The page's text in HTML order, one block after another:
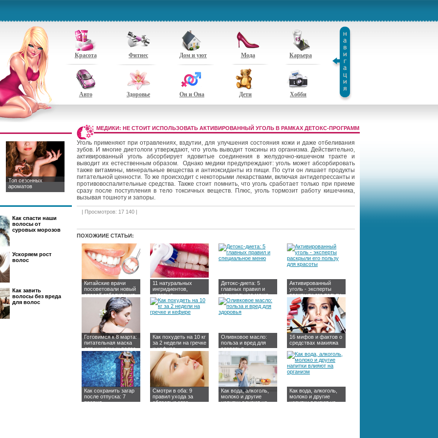
Красота Фитнес Дом и уют Мода Карьера
Авто Здоровье Он и Она Дети Хобби
Топ сезонных
ароматов
Как спасти наши
волосы от
суровых морозов
Ускоряем рост
волос
Как завить
волосы без вреда
для волос
МЕДИКИ: НЕ СТОИТ ИСПОЛЬЗОВАТЬ АКТИВИРОВАННЫЙ УГОЛЬ В РАМКАХ ДЕТОКС-ПРОГРАММ
Уголь применяют при отравлениях, вздутии, для улучшения состояния кожи и даже отбеливания
зубов. И многие диетологи утверждают, что уголь выводит токсины из организма. Действительно,
активированный уголь абсорбирует ядовитые соединения в желудочно-кишечном тракте и
выводит их естественным образом. Однако медики предупреждают: уголь может абсорбировать
также витамины, минеральные вещества и антиоксиданты из пищи. По сути он лишает продукты
питательной ценности. То же происходит с некоторыми лекарствами, включая антидепрессанты и
противовоспалительные средства. Также стоит помнить, что уголь сработает только при приеме
сразу после поступления в тело токсичных веществ. Плюс, уголь тормозит работу кишечника,
вызывая тошноту и запоры.
| Просмотров: 17 140 |
ПОХОЖИИЕ СТАТЬИ:
Китайские врачи
посоветовали новый
способ отбеливания
11 натуральных
ингридиентов,
которые
поразительно
отбеливают зубы
Детокс-диета: 5
главных правил и
специальное меню
Активированный
уголь - эксперты
раскрыли его пользу
для красоты
Готовимся к 8 марта:
питательная маска
для шикарных волос
Как похудеть на 10 кг
за 2 недели на гречке
и кефире
Оливковое масло:
польза и вред для
здоровья
16 мифов и фактов о
средствах макияжа
Как сохранить загар
после отпуска: 7
правил
Смотри в оба: 9
правил ухода за
областью глаз
Как вода, алкоголь,
молоко и другие
напитки влияют на
Как вода, алкоголь,
молоко и другие
напитки влияют на